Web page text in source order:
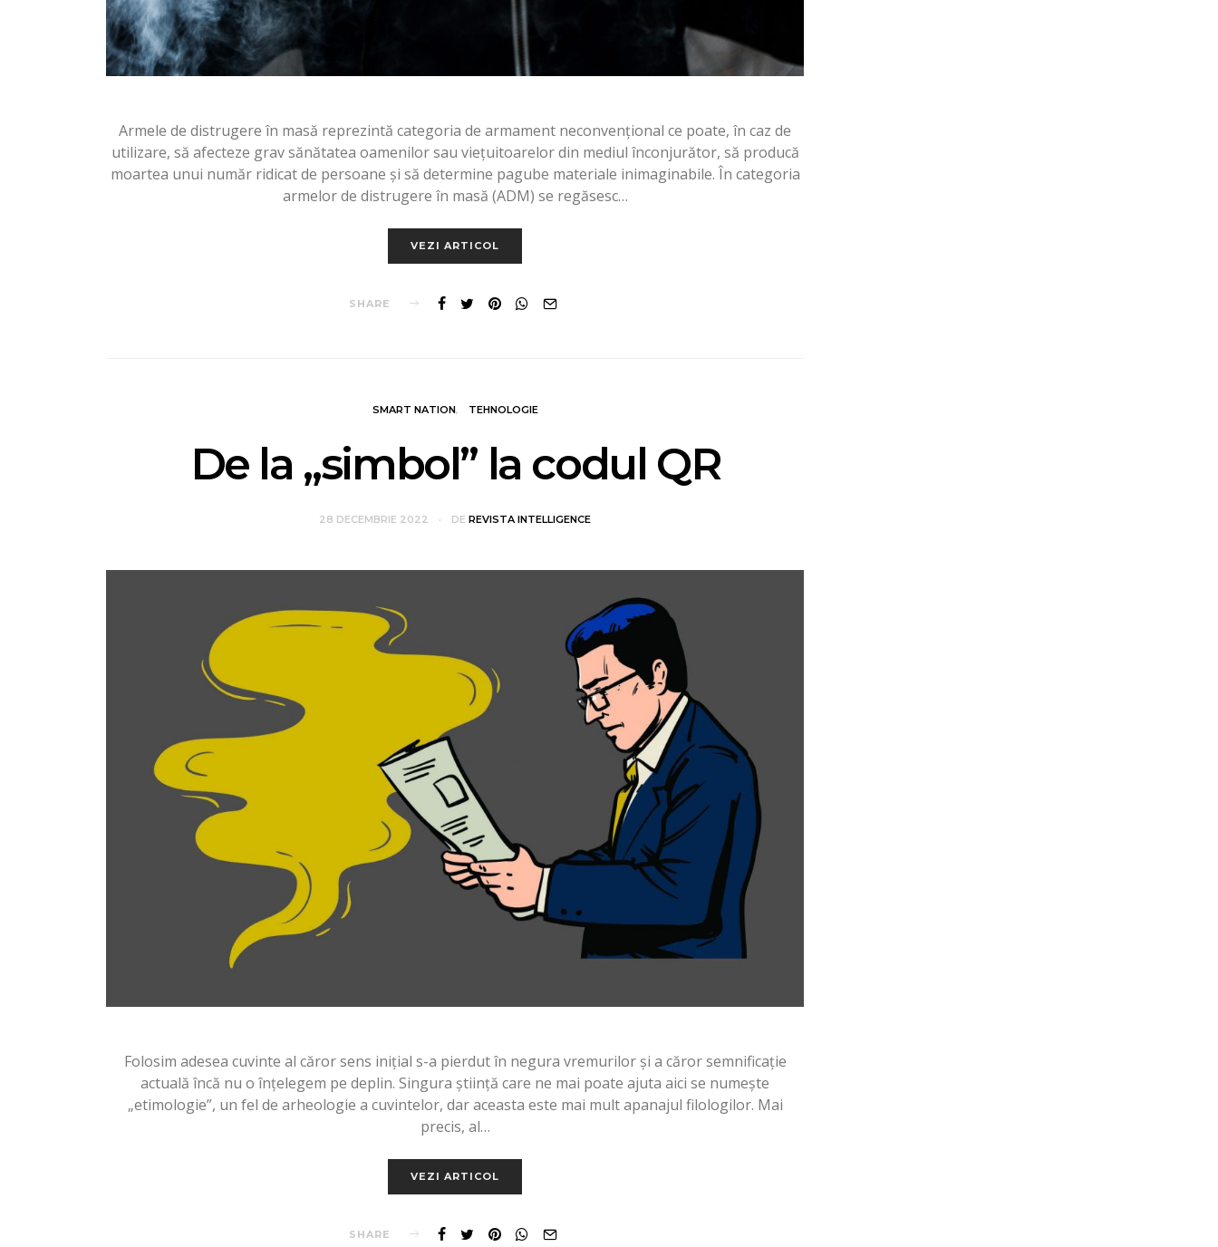
Armele de distrugere în masă reprezintă categoria de armament neconvențional ce poate, în caz de
utilizare, să afecteze grav sănătatea oamenilor sau viețuitoarelor din mediul înconjurător, să producă
moartea unui număr ridicat de persoane și să determine pagube materiale inimaginabile. În categoria
armelor de distrugere în masă (ADM) se regăsesc…
VEZI ARTICOL
SHARE
SMART NATION TEHNOLOGIE
De la „simbol” la codul QR
28 DECEMBRIE 2022 DE REVISTA INTELLIGENCE
Folosim adesea cuvinte al căror sens inițial s-a pierdut în negura vremurilor și a căror semnificație
actuală încă nu o înțelegem pe deplin. Singura știință care ne mai poate ajuta aici se numește
„etimologie”, un fel de arheologie a cuvintelor, dar aceasta este mai mult apanajul filologilor. Mai
precis, al…
VEZI ARTICOL
SHARE